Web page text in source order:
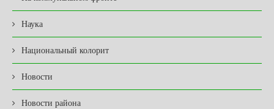
Наука
Национальный колорит
Новости
Новости района